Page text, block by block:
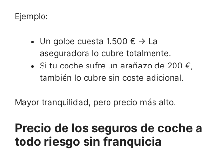
Ejemplo:
Un golpe cuesta 1.500 € → La
aseguradora lo cubre totalmente.
Si tu coche sufre un arañazo de 200 €,
también lo cubre sin coste adicional.
Mayor tranquilidad, pero precio más alto.
Precio de los seguros de coche a
todo riesgo sin franquicia